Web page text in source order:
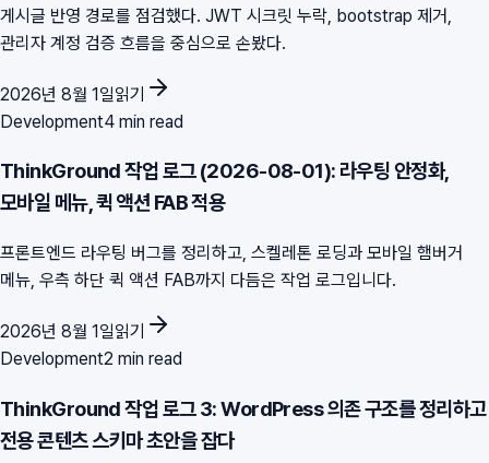
게시글 반영 경로를 점검했다. JWT 시크릿 누락, bootstrap 제거,
관리자 계정 검증 흐름을 중심으로 손봤다.
2026년 8월 1일읽기
Development4 min read
ThinkGround 작업 로그 (2026-08-01): 라우팅 안정화,
모바일 메뉴, 퀵 액션 FAB 적용
프론트엔드 라우팅 버그를 정리하고, 스켈레톤 로딩과 모바일 햄버거
메뉴, 우측 하단 퀵 액션 FAB까지 다듬은 작업 로그입니다.
2026년 8월 1일읽기
Development2 min read
ThinkGround 작업 로그 3: WordPress 의존 구조를 정리하고
전용 콘텐츠 스키마 초안을 잡다